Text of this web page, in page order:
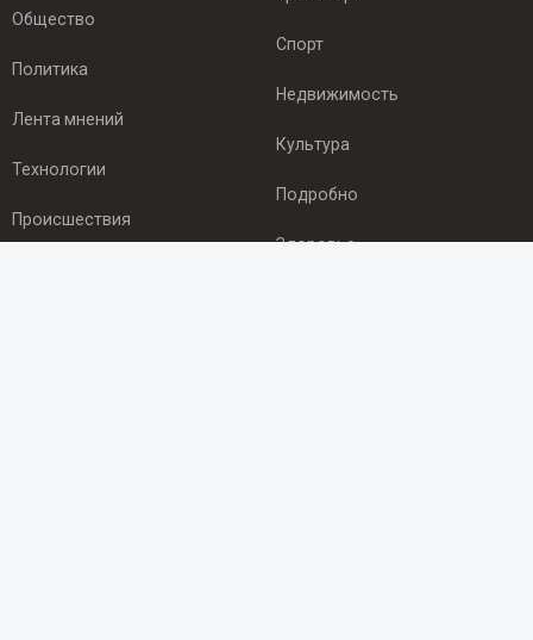
Общество
Политика
Лента мнений
Технологии
Происшествия
Спорт
Недвижимость
Культура
Подробно
Здоровье